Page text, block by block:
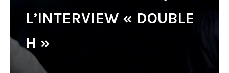
L’INTERVIEW « DOUBLE
H »